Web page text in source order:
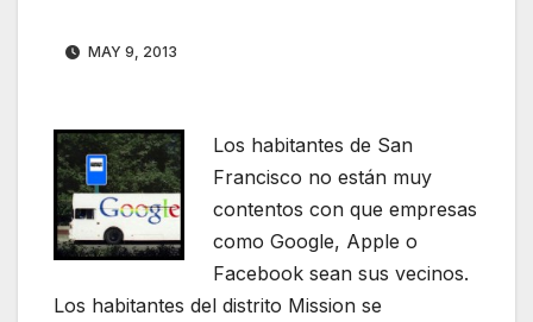
MAY 9, 2013
Los habitantes de San
Francisco no están muy
contentos con que empresas
como Google, Apple o
Facebook sean sus vecinos.
Los habitantes del distrito Mission se